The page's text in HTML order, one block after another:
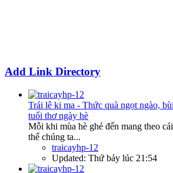
Add Link Directory
Trái lê ki ma - Thức quà ngọt ngào,
tuổi thơ ngày hè
Mỗi khi mùa hè ghé đến mang theo
thể chúng ta...
traicayhp-12
Updated: Thứ bảy lúc 21:54